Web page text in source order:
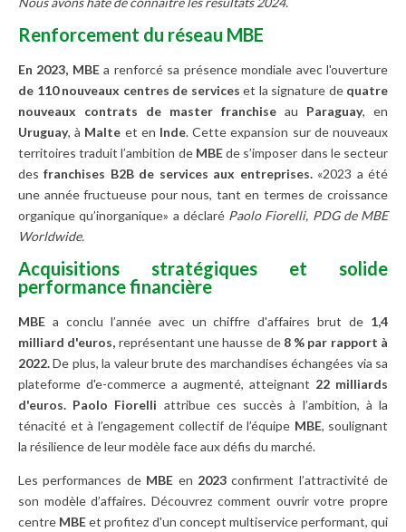
Renforcement du réseau MBE
En 2023, MBEa renforcé sa présence mondiale avec l'ouverture
de 110 nouveaux centres de services et la signature de quatre
nouveaux contrats de master franchise au Paraguay, en
Uruguay, à Malte et en Inde. Cette expansion sur de nouveaux
territoires traduit l’ambition de MBEde s’imposer dans le secteur
desfranchises B2B de services aux entreprises.«2023 a été
une année fructueuse pour nous, tant en termes de croissance
organique qu’inorganique» a déclaré Paolo Fiorelli, PDG de MBE
Worldwide.
Acquisitions stratégiques et solide
performance financière
MBE a conclu l’année avec un chiffre d'affaires brut de 1,4
milliard d'euros, représentant une hausse de 8 % par rapport à
2022.De plus, la valeur brute des marchandises échangées via sa
plateforme d'e-commerce a augmenté, atteignant 22 milliards
d'euros. Paolo Fiorelli attribue ces succès à l’ambition, à la
ténacité et à l’engagement collectif de l’équipe MBE, soulignant
la résilience de leur modèle face aux défis du marché.
Les performances de MBE en 2023confirment l’attractivité de
son modèle d’affaires. Découvrez comment ouvrir votre propre
centre MBEet profitez d'un concept multiservice performant, qui